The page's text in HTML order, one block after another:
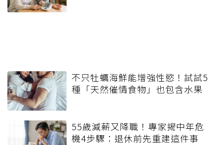
不只牡蠣海鮮能增強性慾！試試5
種「天然催情食物」也包含水果
55歲減薪又降職！專家揭中年危
機4步驟：退休前先重建這件事